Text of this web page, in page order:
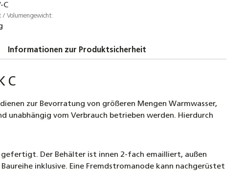
C
/ Volumengewicht:
Informationen zur Produktsicherheit
C
zur Bevorratung von größeren Mengen Warmwasser,
unabhängig vom Verbrauch betrieben werden. Hierdurch
gefertigt. Der Behälter ist innen 2-fach emailliert, außen
inklusive. Eine Fremdstromanode kann nachgerüstet